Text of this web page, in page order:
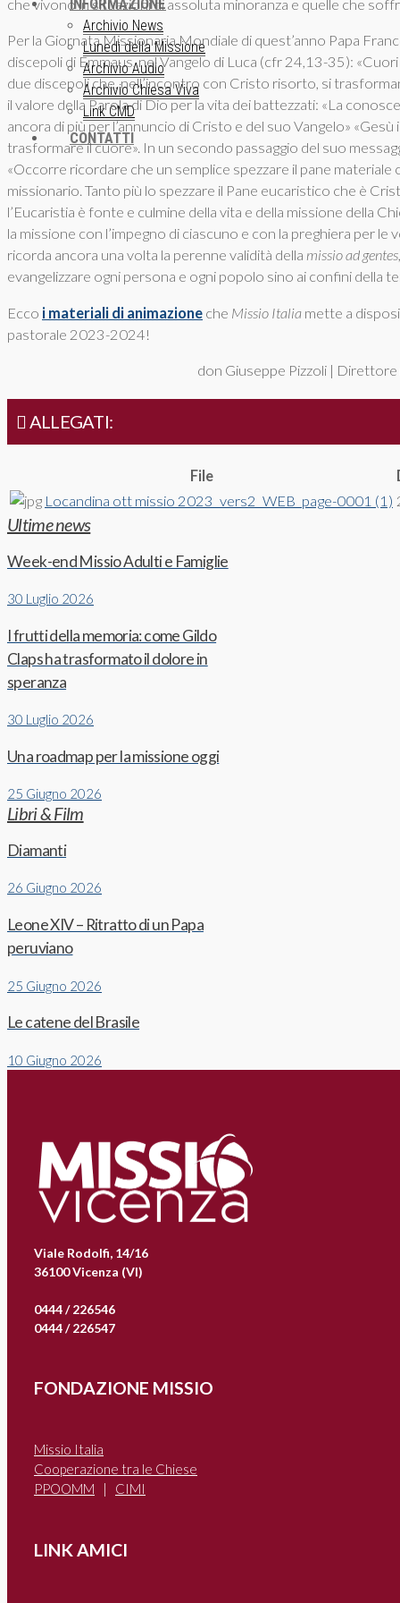
INFORMAZIONE
Archivio News
Lunedì della Missione
Archivio Audio
Archivio Chiesa Viva
Link CMD
CONTATTI
che vivono in situazioni di assoluta minoranza e quelle che
Per la Giornata Missionaria Mondiale di quest’anno Papa
discepoli di Emmaus, nel Vangelo di Luca (cfr 24,13-35):
due discepoli che, nell’incontro con Cristo risorto, si
il valore della Parola di Dio per la vita dei battezzati: «La
ancora di più per l’annuncio di Cristo e del suo Vangelo»
trasformare il cuore». In un secondo passaggio del suo
«Occorre ricordare che un semplice spezzare il pane
missionario. Tanto più lo spezzare il Pane eucaristico che è
l’Eucaristia è fonte e culmine della vita e della missione della
la missione con l’impegno di ciascuno e con la preghiera per le
ricorda ancora una volta la perenne validità della missio ad gentes
evangelizzare ogni persona e ogni popolo sino ai confini della
Ecco i materiali di animazione che Missio Italia mette a
pastorale 2023-2024!
don Giuseppe Pizzoli |
ALLEGATI:
File
Locandina ott missio 2023_vers2_WEB_page-0001 (1)
Ultime news
Week-end Missio Adulti e Famiglie
30 Luglio 2026
I frutti della memoria: come Gildo
Claps ha trasformato il dolore in
speranza
30 Luglio 2026
Una roadmap per la missione oggi
25 Giugno 2026
Libri & Film
Diamanti
26 Giugno 2026
Leone XIV – Ritratto di un Papa
peruviano
25 Giugno 2026
Le catene del Brasile
10 Giugno 2026
Viale Rodolfi, 14/16
36100 Vicenza (VI)
0444 / 226546
0444 / 226547
FONDAZIONE MISSIO
Missio Italia
Cooperazione tra le Chiese
PPOOMM | CIMI
LINK AMICI